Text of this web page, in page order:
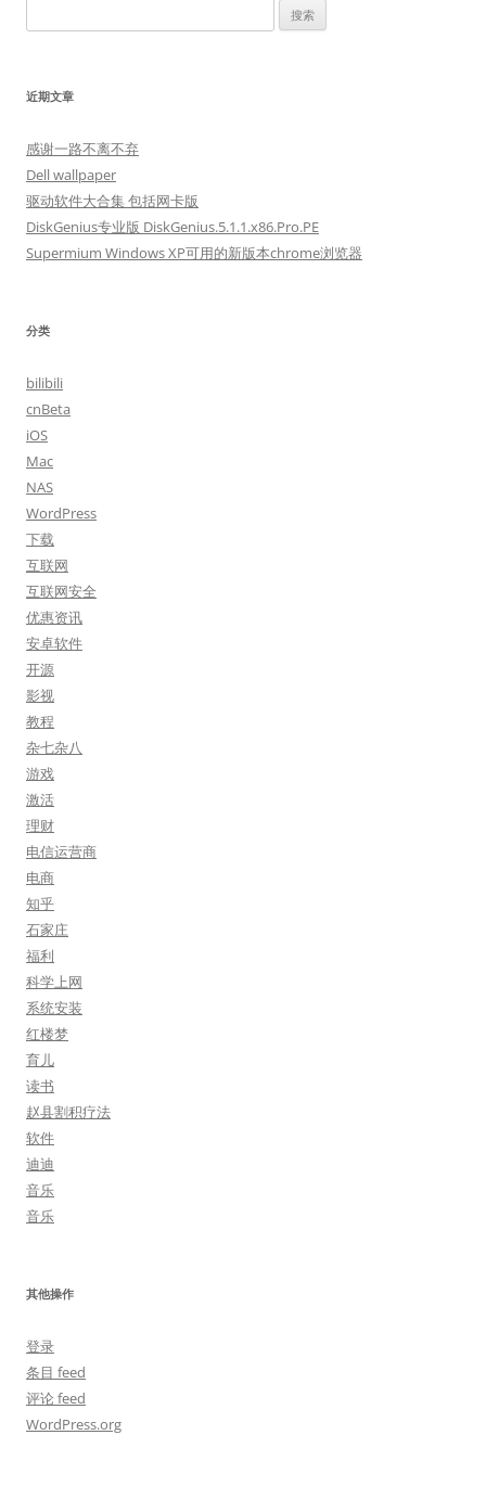
索：
近期文章
感谢一路不离不弃
Dell wallpaper
驱动软件大合集 包括网卡版
DiskGenius专业版 DiskGenius.5.1.1.x86.Pro.PE
Supermium Windows XP可用的新版本chrome浏览器
分类
bilibili
cnBeta
iOS
Mac
NAS
WordPress
下载
互联网
互联网安全
优惠资讯
安卓软件
开源
影视
教程
杂七杂八
游戏
激活
理财
电信运营商
电商
知乎
石家庄
福利
科学上网
系统安装
红楼梦
育儿
读书
赵县割积疗法
软件
迪迪
音乐
音乐
其他操作
登录
条目 feed
评论 feed
WordPress.org